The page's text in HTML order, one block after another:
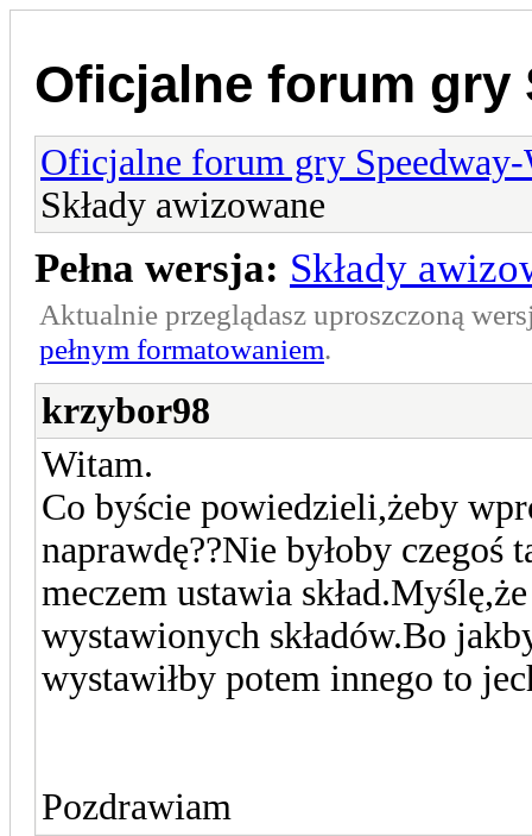
Oficjalne forum gry
Oficjalne forum gry
Składy awizowane
Pełna wersja: Składy
Aktualnie przeglądasz uproszczoną
pełnym formatowaniem.
krzybor98
Witam.
Co byście powiedzieli,żeby
naprawdę??Nie byłoby czegoś
meczem ustawia
wystawionych składów.Bo
wystawiłby potem innego to
Pozdrawiam